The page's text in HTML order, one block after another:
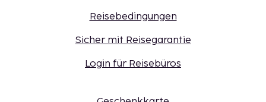
Reisebedingungen
Sicher mit Reisegarantie
Login für Reisebüros